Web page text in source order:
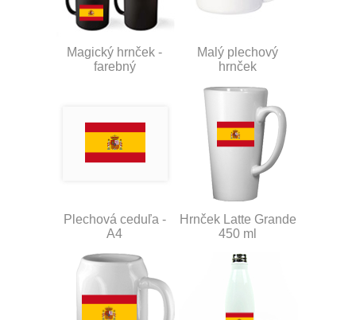
Magický hrnček -
farebný
Malý plechový
hrnček
Plechová ceduľa -
A4
Hrnček Latte Grande
450 ml